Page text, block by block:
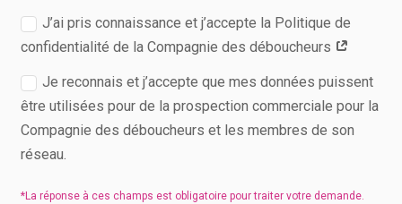
J’ai pris connaissance et j’accepte la Politique de
confidentialité de la Compagnie des déboucheurs
Je reconnais et j’accepte que mes données puissent
être utilisées pour de la prospection commerciale pour la
Compagnie des déboucheurs et les membres de son
réseau.